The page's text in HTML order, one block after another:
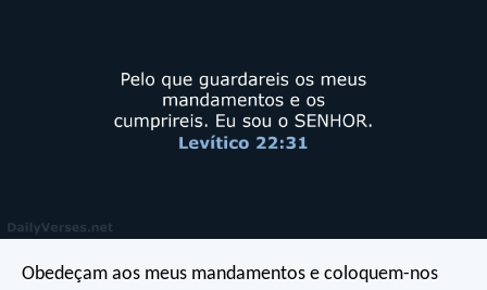
Obedeçam aos meus mandamentos e coloquem-nos